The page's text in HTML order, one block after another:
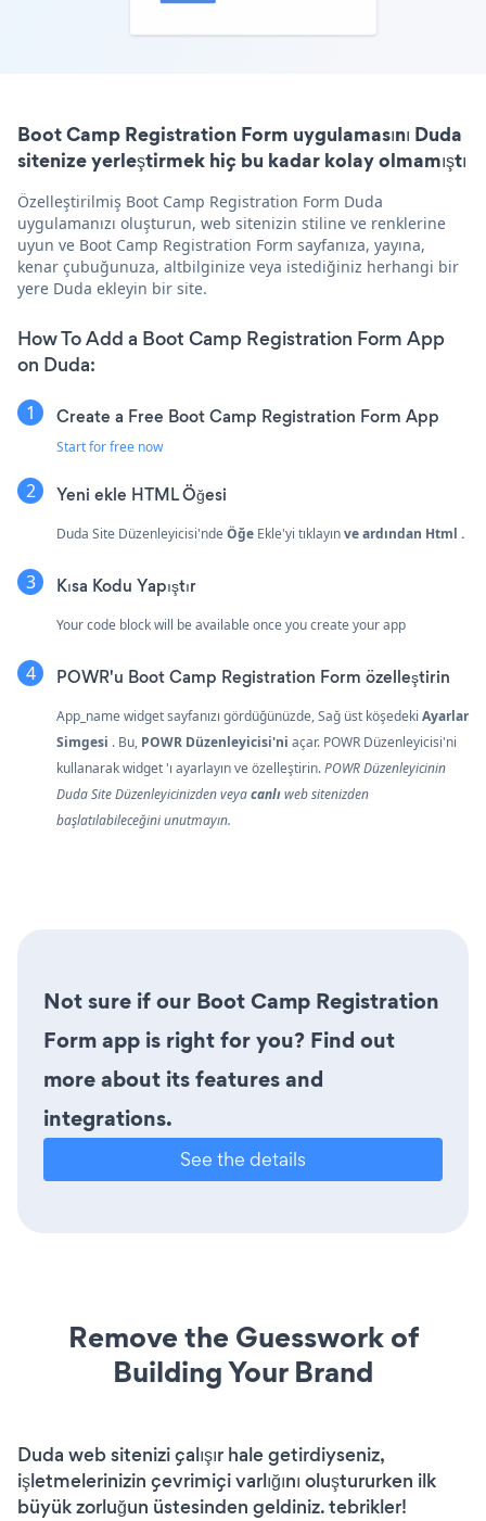
Boot Camp Registration Form uygulamasını Duda
sitenize yerleştirmek hiç bu kadar kolay olmamıştı
Özelleştirilmiş Boot Camp Registration Form Duda
uygulamanızı oluşturun, web sitenizin stiline ve renklerine
uyun ve Boot Camp Registration Form sayfanıza, yayına,
kenar çubuğunuza, altbilginize veya istediğiniz herhangi bir
yere Duda ekleyin bir site.
How To Add a Boot Camp Registration Form App
on Duda:
Create a Free Boot Camp Registration Form App
Start for free now
Yeni ekle HTML Öğesi
Duda Site Düzenleyicisi'ndeÖğe Ekle'yi tıklayınve ardından Html .
Kısa Kodu Yapıştır
Your code block will be available once you create your app
POWR'u Boot Camp Registration Form özelleştirin
App_name widget sayfanızı gördüğünüzde,Sağ üst köşedeki Ayarlar
Simgesi . Bu, POWR Düzenleyicisi'ni açar. POWR Düzenleyicisi'ni
kullanarak widget 'ı ayarlayın ve özelleştirin.POWR Düzenleyicinin
Duda Site Düzenleyicinizden veyacanlıweb sitenizden
başlatılabileceğini unutmayın.
Not sure if our Boot Camp Registration
Form app is right for you? Find out
more about its features and
integrations.
See the details
Remove the Guesswork of
Building Your Brand
Duda web sitenizi çalışır hale getirdiyseniz,
işletmelerinizin çevrimiçi varlığını oluştururken ilk
büyük zorluğun üstesinden geldiniz. tebrikler!